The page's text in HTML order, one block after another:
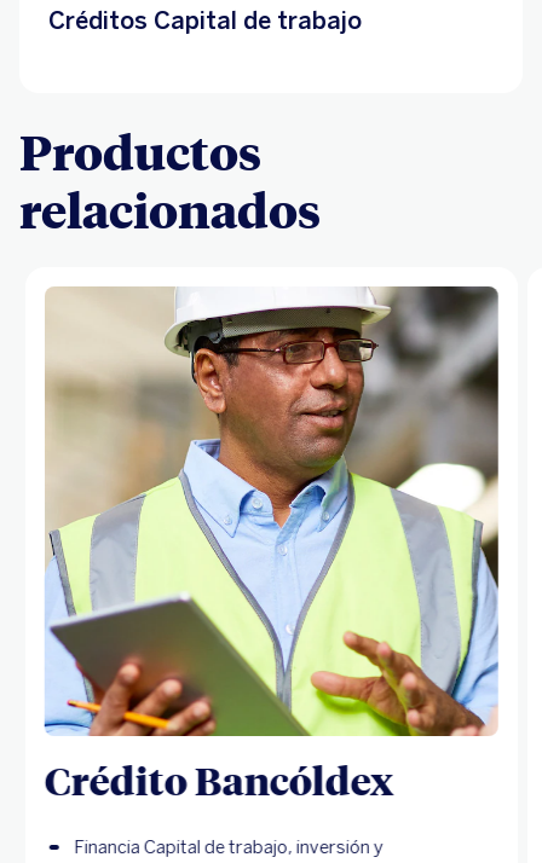
Créditos Capital de trabajo
Productos
relacionados
Crédito Bancóldex
Financia Capital de trabajo, inversión y